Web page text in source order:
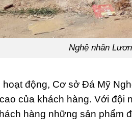
Nghệ nhân
hoạt động, Cơ sở Đá Mỹ
của khách hàng. Với đội
hàng những sản phẩm